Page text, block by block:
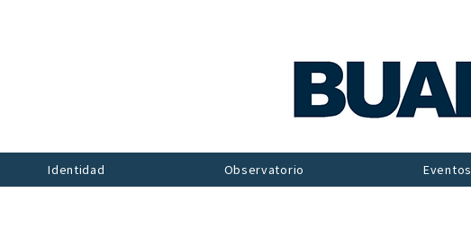
Identidad Observatorio Eventos